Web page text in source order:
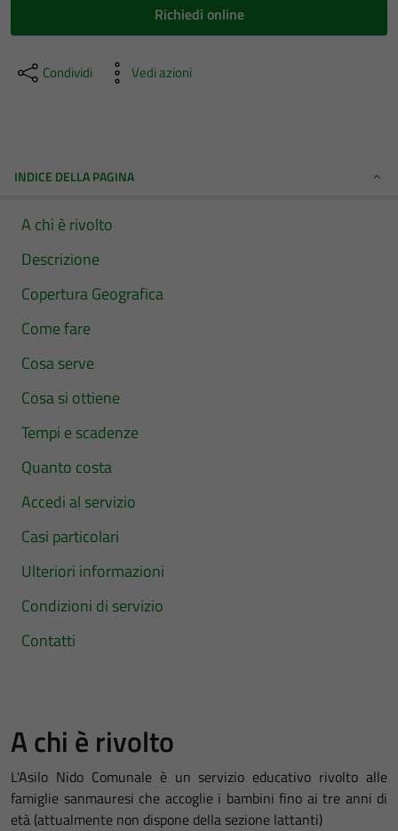
Richiedi online
Condividi Vedi azioni
INDICE DELLA PAGINA
A chi è rivolto
Descrizione
Copertura Geografica
Come fare
Cosa serve
Cosa si ottiene
Tempi e scadenze
Quanto costa
Accedi al servizio
Casi particolari
Ulteriori informazioni
Condizioni di servizio
Contatti
A chi è rivolto
L'Asilo Nido Comunale è un servizio educativo rivolto alle
famiglie sanmauresi che accoglie i bambini fino ai tre anni di
età (attualmente non dispone della sezione lattanti)